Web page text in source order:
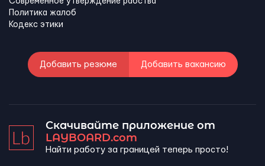
Политика жалоб
Кодекс этики
Добавить резюме Добавить вакансию
Скачивайте приложение от
LAYBOARD.com
Найти работу за границей теперь просто!